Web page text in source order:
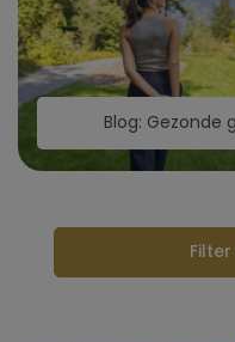
Blog: Gezonde
Toepassen